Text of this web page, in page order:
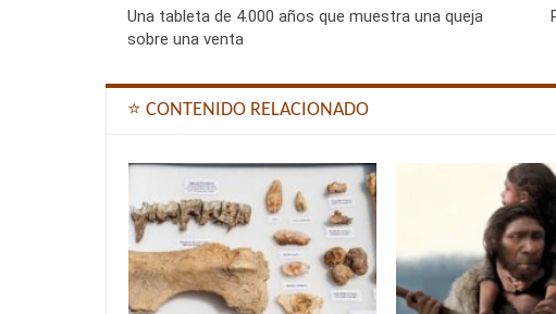
Una tableta de 4.000 años que muestra una queja
sobre una venta
⭐ CONTENIDO RELACIONADO